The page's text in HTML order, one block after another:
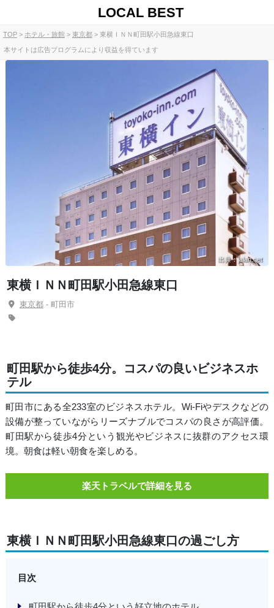
LOCAL BEST
TOP ホテル・旅館 東京都 東横ＩＮＮ町田駅小田急線東口
本サイトは広告プログラムにより収益を得ています
出典：jalan.net
東横ＩＮＮ町田駅小田急線東口
東京都- 町田市
町田駅から徒歩4分。コスパの良いビジネスホ
テル
町田市にある全233室のビジネスホテル。Wi-Fiやデスクなどの
設備が整っていながらリーズナブルでコスパの良さが高評価。
町田駅から徒歩4分という観光やビジネスに抜群のアクセス環
境。朝食は軽い朝食を楽しめる。
楽天トラベルで詳細を見る
東横ＩＮＮ町田駅小田急線東口の過ごし方
目次